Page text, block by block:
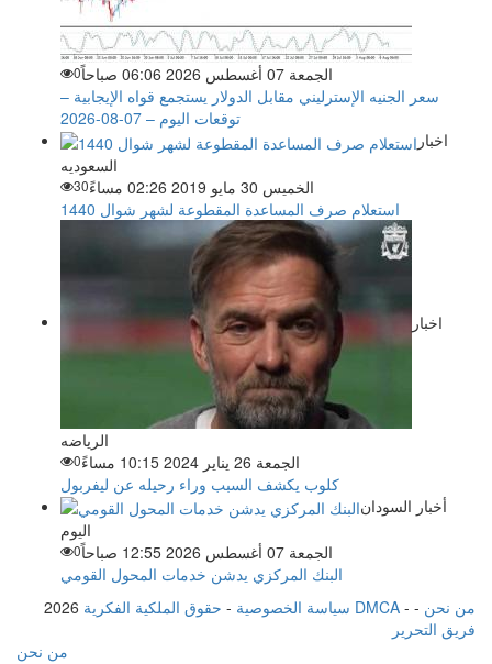
الجمعة 07 أغسطس 2026 06:06 صباحاً 0
سعر الجنيه الإسترليني مقابل الدولار يستجمع قواه الإيجابية –
توقعات اليوم – 07-08-2026
اخبار
السعوديه
الخميس 30 مايو 2019 02:26 مساءً
30
استعلام صرف المساعدة المقطوعة لشهر شوال 1440
اخبار
الرياضه
الجمعة 26 يناير 2024 10:15 مساءً
0
كلوب يكشف السبب وراء رحيله عن ليفربول
أخبار السودان
اليوم
الجمعة 07 أغسطس 2026 12:55 صباحاً
0
البنك المركزي يدشن خدمات المحول القومي
2026
سياسة الخصوصية - حقوق الملكية الفكرية DMCA - من نحن -
فريق التحرير
من نحن